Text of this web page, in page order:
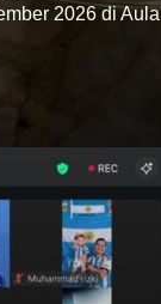
2026 di Aula